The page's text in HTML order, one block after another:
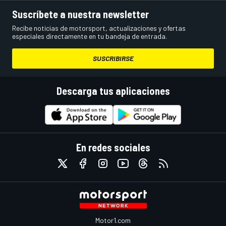
Suscríbete a nuestra newsletter
Recibe noticias de motorsport, actualizaciones y ofertas
especiales directamente en tu bandeja de entrada.
SUSCRIBIRSE
Descarga tus aplicaciones
En redes sociales
Motor1.com